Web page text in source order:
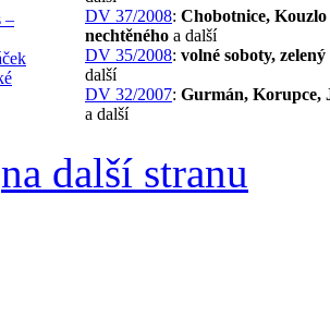
DV 37/2008: Chobotnice, Kouzlo
nechtěného a další
DV 35/2008: volné soboty, zelený
další
DV 32/2007: Gurmán, Korupce,
a další
na další stranu